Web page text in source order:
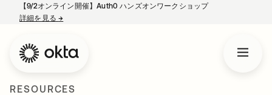
【9/2オンライン開催】Auth0 ハンズオンワークショップ
詳細を見る→
RESOURCES